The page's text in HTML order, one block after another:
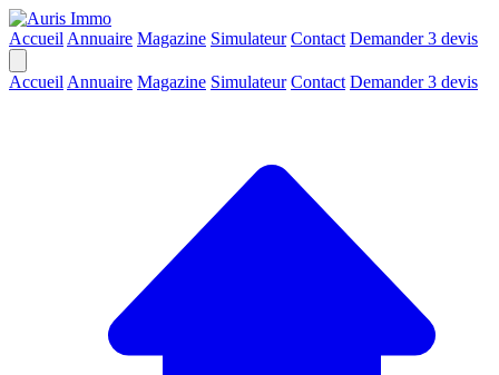
Accueil Annuaire Magazine Simulateur Contact Demander 3 devis
Accueil Annuaire Magazine Simulateur Contact Demander 3 devis